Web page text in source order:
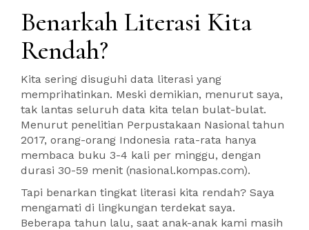
Benarkah Literasi Kita
Rendah?
Kita sering disuguhi data literasi yang
memprihatinkan. Meski demikian, menurut saya,
tak lantas seluruh data kita telan bulat-bulat.
Menurut penelitian Perpustakaan Nasional tahun
2017, orang-orang Indonesia rata-rata hanya
membaca buku 3-4 kali per minggu, dengan
durasi 30-59 menit (nasional.kompas.com).
Tapi benarkan tingkat literasi kita rendah? Saya
mengamati di lingkungan terdekat saya.
Beberapa tahun lalu, saat anak-anak kami masih